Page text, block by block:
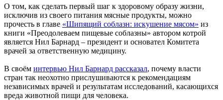
О том, как сделать первый шаг к здоровому образу жизни,
исключив из своего питания мясные продукты, можно
прочесть в главе «Шипящий соблазн: искушение мясом» из
книги «Преодолеваем пищевые соблазны» автором котрой
является Нил Барнард – президент и основател Комитета
врачей за ответственную медицину.
В своём интервью Нил Барнард рассказал, почему власти
стран так неохотно прислушиваются к рекомендациям
независимых врачей и результатам исследований, касающихся
вреда животной пищи для человека.